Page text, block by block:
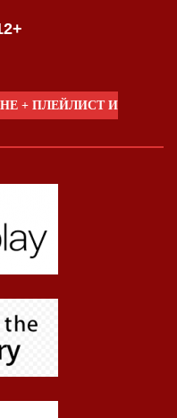
+ ПЛЕЙЛИСТ И